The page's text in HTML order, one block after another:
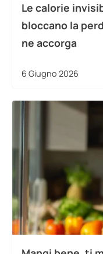
Le calorie
bloccano la
ne accorga
6 Giugno 2026